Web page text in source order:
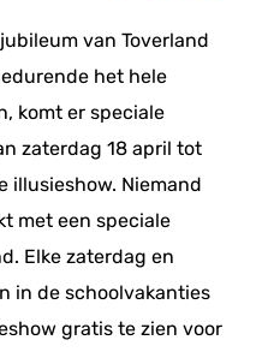
van Toverland
het hele
komt er speciale
zaterdag 18 april tot
illusieshow. Niemand
met een speciale
Elke zaterdag en
in de schoolvakanties
gratis te zien voor